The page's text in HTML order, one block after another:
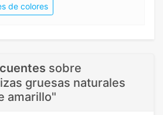
de colores
sobre
gruesas naturales
amarillo"